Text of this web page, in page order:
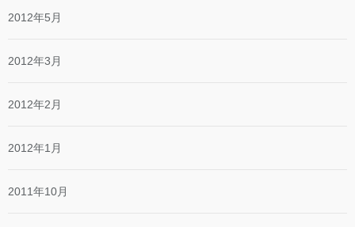
2012年5月
2012年3月
2012年2月
2012年1月
2011年10月